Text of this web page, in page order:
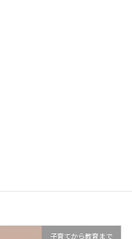
子育てから教育まで